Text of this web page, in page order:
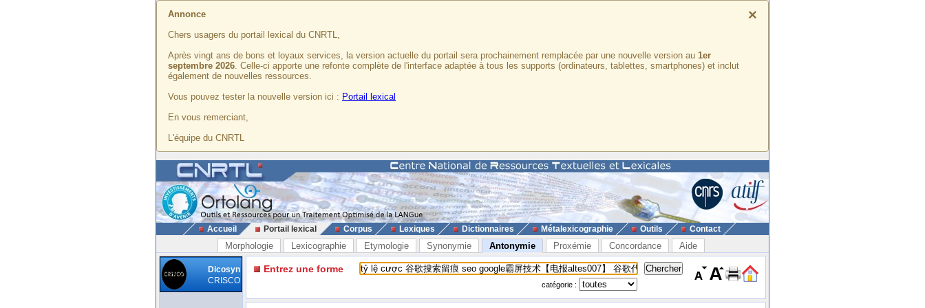
×
Annonce
Chers usagers du portail lexical du CNRTL,
Après vingt ans de bons et loyaux services, la version actuelle du portail sera prochainement remplacée par une nouvelle version au 1er
septembre 2026. Celle-ci apporte une refonte complète de l'interface adaptée à tous les supports (ordinateurs, tablettes, smartphones) et inclut
également de nouvelles ressources.
Vous pouvez tester la nouvelle version ici : Portail lexical
En vous remerciant,
L'équipe du CNRTL
Accueil Portail lexical Corpus Lexiques Dictionnaires Métalexicographie Outils Contact
Morphologie Lexicographie Etymologie Synonymie Antonymie Proxémie Concordance Aide
Dicosyn
CRISCO
Entrez une forme
catégorie :